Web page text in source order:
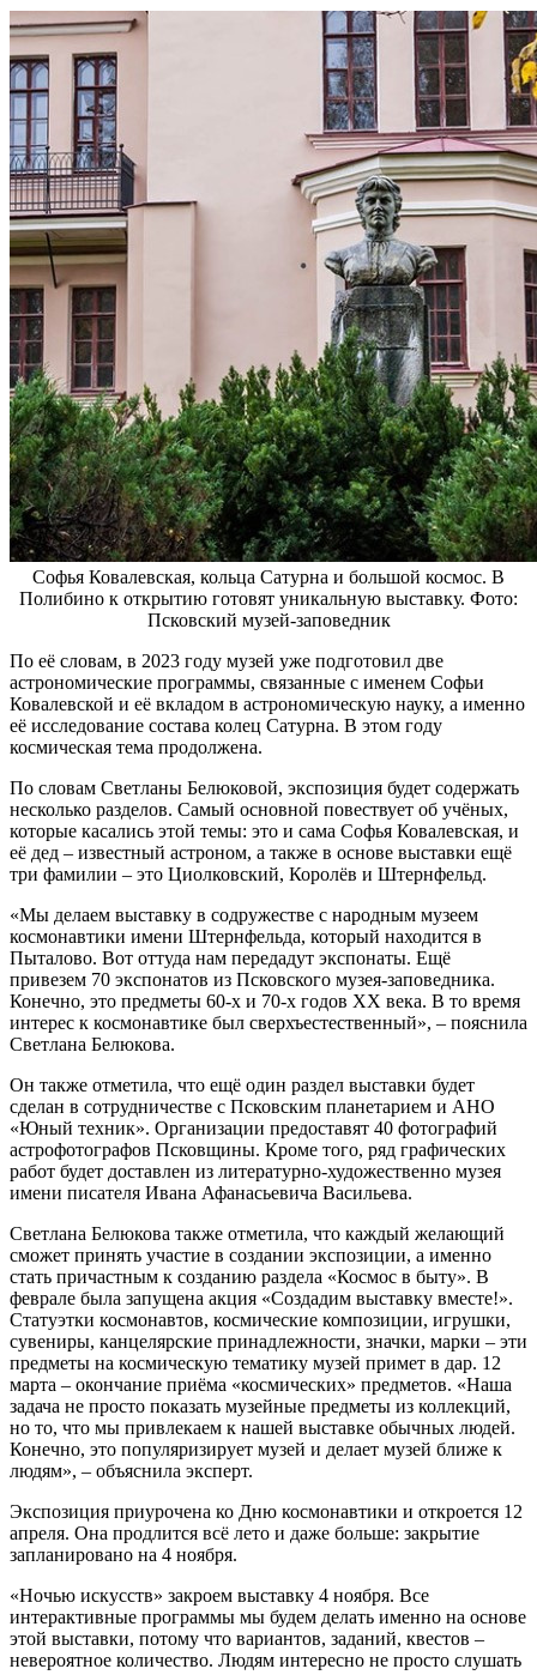
Софья Ковалевская, кольца Сатурна и большой космос. В
Полибино к открытию готовят уникальную выставку. Фото:
Псковский музей-заповедник
По её словам, в 2023 году музей уже подготовил две
астрономические программы, связанные с именем Софьи
Ковалевской и её вкладом в астрономическую науку, а именно
её исследование состава колец Сатурна. В этом году
космическая тема продолжена.
По словам Светланы Белюковой, экспозиция будет содержать
несколько разделов. Самый основной повествует об учёных,
которые касались этой темы: это и сама Софья Ковалевская, и
её дед – известный астроном, а также в основе выставки ещё
три фамилии – это Циолковский, Королёв и Штернфельд.
«Мы делаем выставку в содружестве с народным музеем
космонавтики имени Штернфельда, который находится в
Пыталово. Вот оттуда нам передадут экспонаты. Ещё
привезем 70 экспонатов из Псковского музея-заповедника.
Конечно, это предметы 60-х и 70-х годов XX века. В то время
интерес к космонавтике был сверхъестественный», – пояснила
Светлана Белюкова.
Он также отметила, что ещё один раздел выставки будет
сделан в сотрудничестве с Псковским планетарием и АНО
«Юный техник». Организации предоставят 40 фотографий
астрофотографов Псковщины. Кроме того, ряд графических
работ будет доставлен из литературно-художественно музея
имени писателя Ивана Афанасьевича Васильева.
Светлана Белюкова также отметила, что каждый желающий
сможет принять участие в создании экспозиции, а именно
стать причастным к созданию раздела «Космос в быту». В
феврале была запущена акция «Создадим выставку вместе!».
Статуэтки космонавтов, космические композиции, игрушки,
сувениры, канцелярские принадлежности, значки, марки – эти
предметы на космическую тематику музей примет в дар. 12
марта – окончание приёма «космических» предметов. «Наша
задача не просто показать музейные предметы из коллекций,
но то, что мы привлекаем к нашей выставке обычных людей.
Конечно, это популяризирует музей и делает музей ближе к
людям», – объяснила эксперт.
Экспозиция приурочена ко Дню космонавтики и откроется 12
апреля. Она продлится всё лето и даже больше: закрытие
запланировано на 4 ноября.
«Ночью искусств» закроем выставку 4 ноября. Все
интерактивные программы мы будем делать именно на основе
этой выставки, потому что вариантов, заданий, квестов –
невероятное количество. Людям интересно не просто слушать